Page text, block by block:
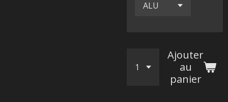
Ajouter
au
panier